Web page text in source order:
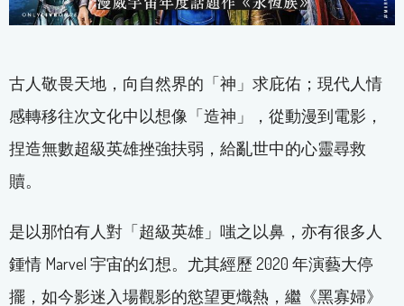
古人敬畏天地，向自然界的「神」求庇佑；現代人情
感轉移往次文化中以想像「造神」，從動漫到電影，
捏造無數超級英雄挫強扶弱，給亂世中的心靈尋救
贖。
是以那怕有人對「超級英雄」嗤之以鼻，亦有很多人
鍾情 Marvel 宇宙的幻想。尤其經歷 2020 年演藝大停
擺，如今影迷入場觀影的慾望更熾熱，繼《黑寡婦》